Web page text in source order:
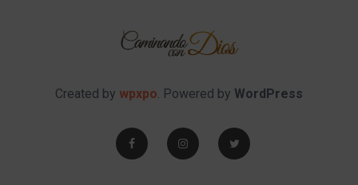
Created by wpxpo. Powered by WordPress